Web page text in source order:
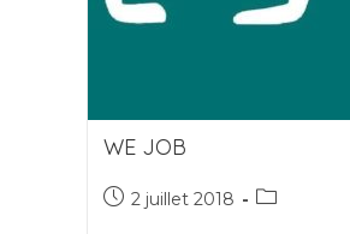
WE JOB
Publication
2 juillet 2018
Post